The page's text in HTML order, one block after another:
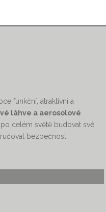
funkční, atraktivní a
láhve a aerosolové
celém světě budovat své
bezpečnost